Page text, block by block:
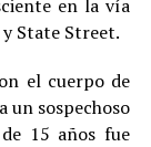
en la vía
State Street.
el cuerpo de
un sospechoso
15 años fue